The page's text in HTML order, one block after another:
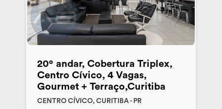
20º andar, Cobertura Triplex,
Centro Cívico, 4 Vagas,
Gourmet + Terraço,Curitiba
CENTRO CÍVICO, CURITIBA - PR